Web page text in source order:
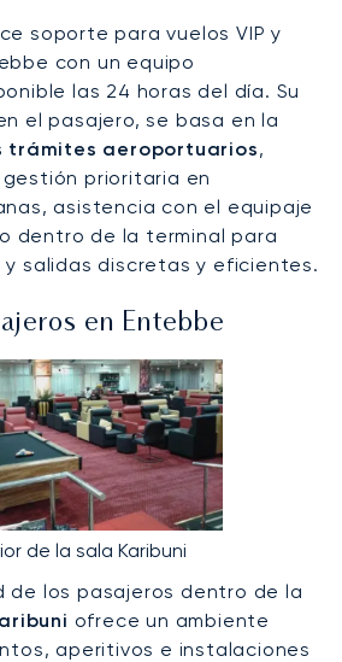
soporte para vuelos VIP y
con un equipo
las 24 horas del día. Su
el pasajero, se basa en la
trámites aeroportuarios,
prioritaria en
asistencia con el equipaje
dentro de la terminal para
salidas discretas y eficientes.
en Entebbe
de la sala Karibuni
de los pasajeros dentro de la
ofrece un ambiente
aperitivos e instalaciones